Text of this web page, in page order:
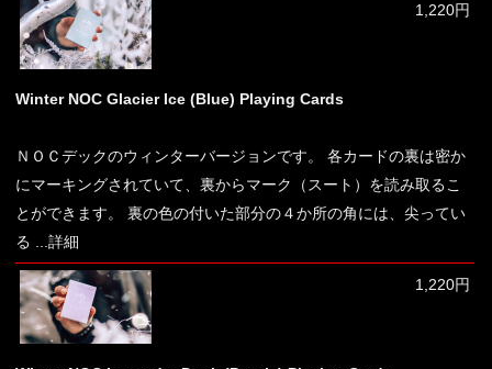
1,220円
Winter NOC Glacier Ice (Blue) Playing Cards
ＮＯＣデックのウィンターバージョンです。 各カードの裏は密か
にマーキングされていて、裏からマーク（スート）を読み取るこ
とができます。 裏の色の付いた部分の４か所の角には、尖ってい
る ...詳細
1,220円